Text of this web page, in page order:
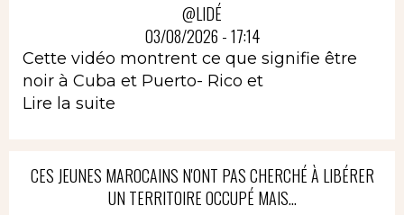
@LIDÉ
03/08/2026 - 17:14
Cette vidéo montrent ce que signifie être
noir à Cuba et Puerto- Rico et
Lire la suite
CES JEUNES MAROCAINS N'ONT PAS CHERCHÉ À LIBÉRER
UN TERRITOIRE OCCUPÉ MAIS...